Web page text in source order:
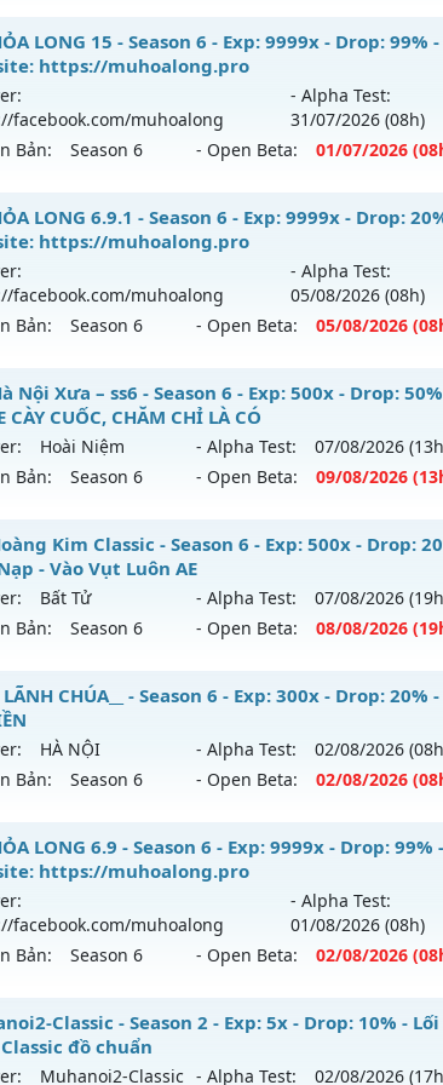
reset: Reset In Game
loại: Mu Nguyên bản Webzen
GameGuard
- Miễn phí 100%
mới ra tháng 08 2026 - Mở máy chủ
legend
7x - Drop: 1%
loại: Mu Nguyên bản Webzen
Bandicam Hack 100%
LONG 15 - Season 6 - Exp: 9999x - Drop: 99%
https://muhoalong.pro
facebook.com/muhoalong
- Alpha Test:
31/07/2026 (08h)
Bản:
Season 6 - Open Beta: 01/07/2026
LONG 15 - 🌍 Website: https://
ra tháng 07 2026 - Mở máy chủhttps://
07/2626
- Drop: 99%
Mu Nguyên bản Webzen
Xshiel
LONG 6.9.1 - Season 6 - Exp: 9999x - Drop:
https://muhoalong.pro
facebook.com/muhoalong
- Alpha Test:
05/08/2026 (08h)
Bản:
Season 6 - Open Beta: 05/08/2026
LONG 6.9.1 - 🌐 Website: https://
ra tháng 08 2026 - Mở máy chủ https://
05/08/2626
Non Reset
Mu Nguyên bản Webzen
XShield
Nội Xưa – ss6 - Season 6 - Exp: 500x - Drop:
CÀY CUỐC, CHĂM CHỈ LÀ CÓ
Hoài Niệm - Alpha Test: 07/08/2026
Bản:
Season 6 - Open Beta: 09/08/2026
Hà Nội Xưa – ss6 - 100% GAME CÀY CUỐC,
mới ra tháng 08 2026 - Mở máy chủHoài Niệm
500x - Drop: 50%
loại: Mu Nguyên bản Webzen
BDCAM
Kim Classic - Season 6 - Exp: 500x - Drop:
- Vào Vụt Luôn AE
Bất Tử - Alpha Test: 07/08/2026
Bản:
Season 6 - Open Beta: 08/08/2026
Hoàng Kim Classic - Free Mốc Nạp - Vào Vụt
mới ra tháng 08 2026 - Mở máy chủBất Tử
500x - Drop: 20%
loại: Mu Nguyên bản Webzen
X-Team
LÃNH CHÚA__ - Season 6 - Exp: 300x - Drop: 20%
HÀ NỘI - Alpha Test: 02/08/2026
Bản:
Season 6 - Open Beta: 02/08/2026
LÃNH CHÚA__ - CHƠI LÀ NGHIỀN
mới ra tháng 08 2026 - Mở máy chủ
HÀ NỘI
300x - Drop: 20%
loại: Mu Nguyên bản Webzen
GoldShield
LONG 6.9 - Season 6 - Exp: 9999x - Drop: 99%
https://muhoalong.pro
facebook.com/muhoalong
- Alpha Test:
01/08/2026 (08h)
Bản:
Season 6 - Open Beta: 02/08/2026
LONG 6.9 - 🌍 Website: https://
ra tháng 08 2026 - Mở máy chủ https://
Classic - Season 2 - Exp: 5x - Drop: 10% -
đồ chuẩn
Muhanoi2-Classic - Alpha Test: 02/08/2026